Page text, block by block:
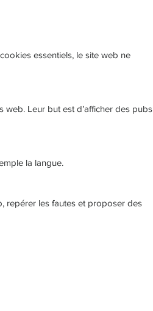
essentiels, le site web ne
Leur but est d’afficher des pubs
la langue.
repérer les fautes et proposer des